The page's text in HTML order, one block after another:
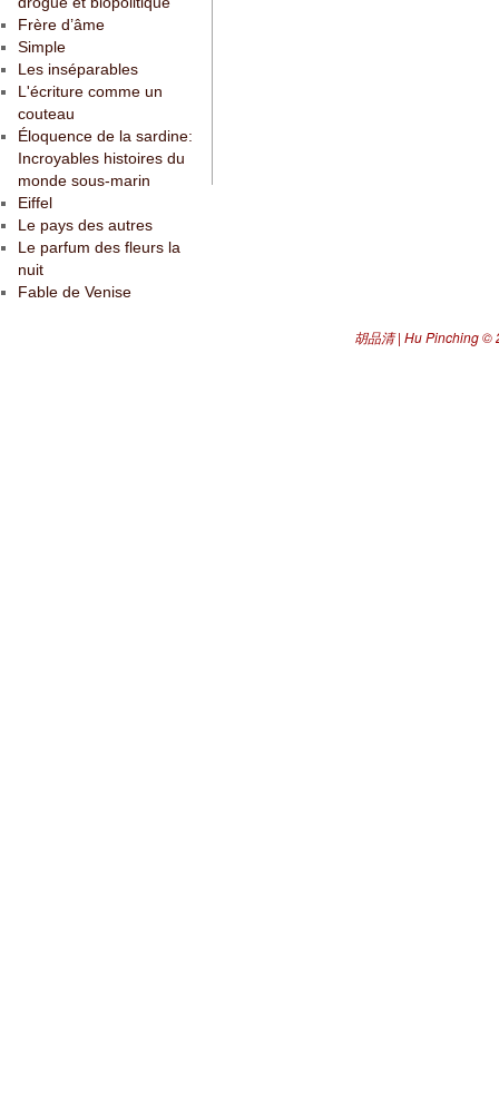
Frère d’âme
Simple
Les inséparables
L'écriture comme un
couteau
Éloquence de la sardine:
Incroyables histoires du
monde sous-marin
Eiffel
Le pays des autres
Le parfum des fleurs la
nuit
Fable de Venise
胡品清 | Hu Pinching©